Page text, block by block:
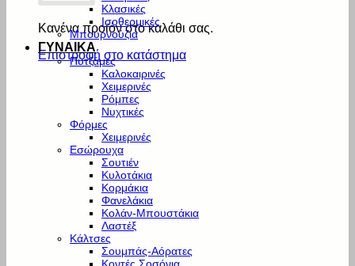
Κανένα προϊόν στο καλάθι σας.
Επιστροφή στο κατάστημα
Κλασικές
Ισοθερμικές
Μπουρνούζια
ΓΥΝΑΙΚΑ
Πυτζάμες
Καλοκαιρινές
Χειμερινές
Ρόμπες
Νυχτικές
Φόρμες
Χειμερινές
Εσώρουχα
Σουτιέν
Κυλοτάκια
Κορμάκια
Φανελάκια
Κολάν-Μπουστάκια
Λαστέξ
Κάλτσες
Σουμπάς-Αόρατες